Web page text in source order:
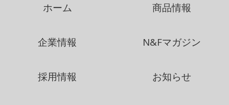
ホーム 商品情報
企業情報 N&Fマガジン
採用情報 お知らせ